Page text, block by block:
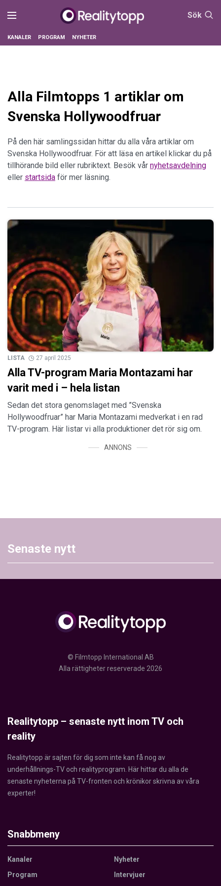
Sök
KANALER PROGRAM NYHETER
Alla Filmtopps 1 artiklar om
Svenska Hollywoodfruar
På den här samlingssidan hittar du alla våra artiklar om
Svenska Hollywoodfruar. För att läsa en artikel klickar du på
tillhörande bild eller rubriktext. Besök vår nyhetsavdelning
eller startsida för mer läsning.
LISTA 27 april 2025
Alla TV-program Maria Montazami har
varit med i – hela listan
Sedan det stora genomslaget med ”Svenska
Hollywoodfruar” har Maria Montazami medverkat i en rad
TV-program. Här listar vi alla produktioner det rör sig om.
ANNONS
Senaste nytt
© Filmtopp International AB
Alla rättigheter reserverade 2026
Realitytopp – senaste nytt inom TV och
reality
Realitytopp är sajten för dig som inte kan få nog av
underhållnings-TV och realityprogram. Här hittar du alla de
senaste nyheterna på TV-fronten och krönikor skrivna av våra
experter!
Snabbmeny
Kanaler
Program
Nyheter
Intervjuer